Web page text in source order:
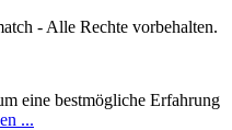
- Alle Rechte vorbehalten.
eine bestmögliche Erfahrung
...